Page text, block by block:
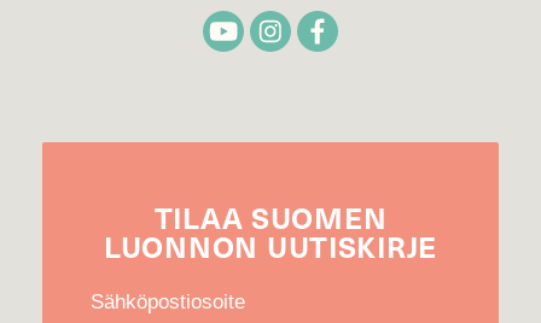
TILAA SUOMEN
LUONNON UUTIS­KIRJE
Sähköpostiosoite